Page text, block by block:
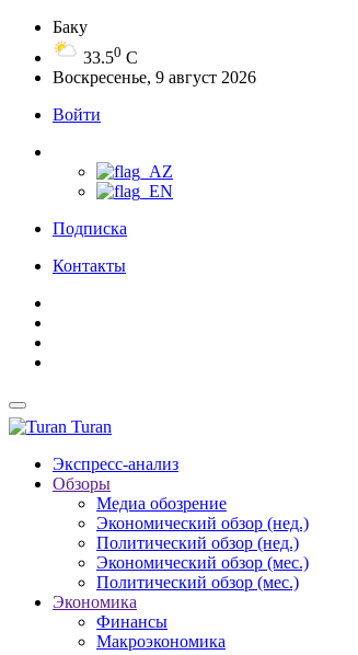
Баку
33.50 C
Воскресенье, 9 август 2026
Войти
Подписка
Контакты
Turan
Экспресс-анализ
Обзоры
Медиа обозрение
Экономический обзор (нед.)
Политический обзор (нед.)
Экономический обзор (мес.)
Политический обзор (мес.)
Экономика
Финансы
Макроэкономика